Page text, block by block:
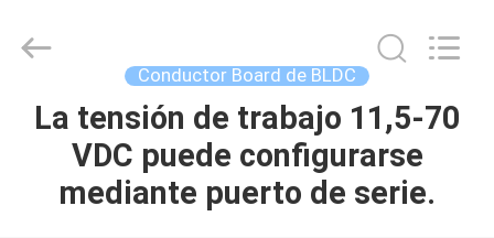
INICIO
PRODUCTOS
Motor
Reserved.
Conductor Board de BLDC
La tensión de trabajo 11,5-70
VDC puede configurarse
mediante puerto de serie.